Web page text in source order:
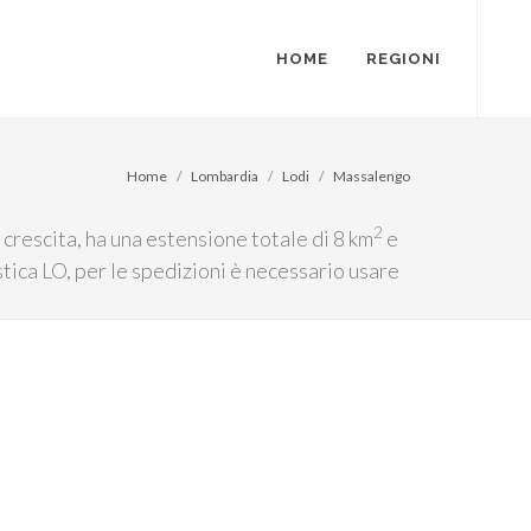
HOME REGIONI
ha una estensione totale di 8 km2 e
LO, per le spedizioni è necessario usare
Home Lombardia Lodi Massalengo